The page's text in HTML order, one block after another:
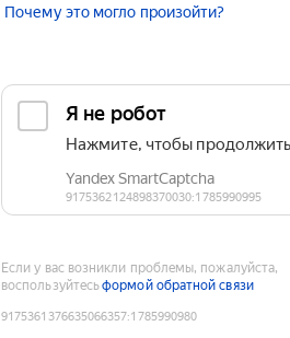
Почему это могло произойти?
Если у вас возникли проблемы, пожалуйста,
воспользуйтесьформой обратной связи
9175361376635066357:1785990980